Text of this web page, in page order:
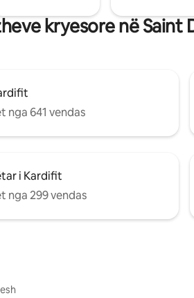
kryesore në Saint
nga 641 vendas
i Kardifit
nga 299 vendas